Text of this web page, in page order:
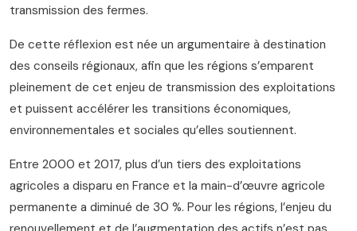
transmission des fermes.
De cette réflexion est née un argumentaire à destination
des conseils régionaux, afin que les régions s’emparent
pleinement de cet enjeu de transmission des exploitations
et puissent accélérer les transitions économiques,
environnementales et sociales qu’elles soutiennent.
Entre 2000 et 2017, plus d’un tiers des exploitations
agricoles a disparu en France et la main-d’œuvre agricole
permanente a diminué de 30 %. Pour les régions, l’enjeu du